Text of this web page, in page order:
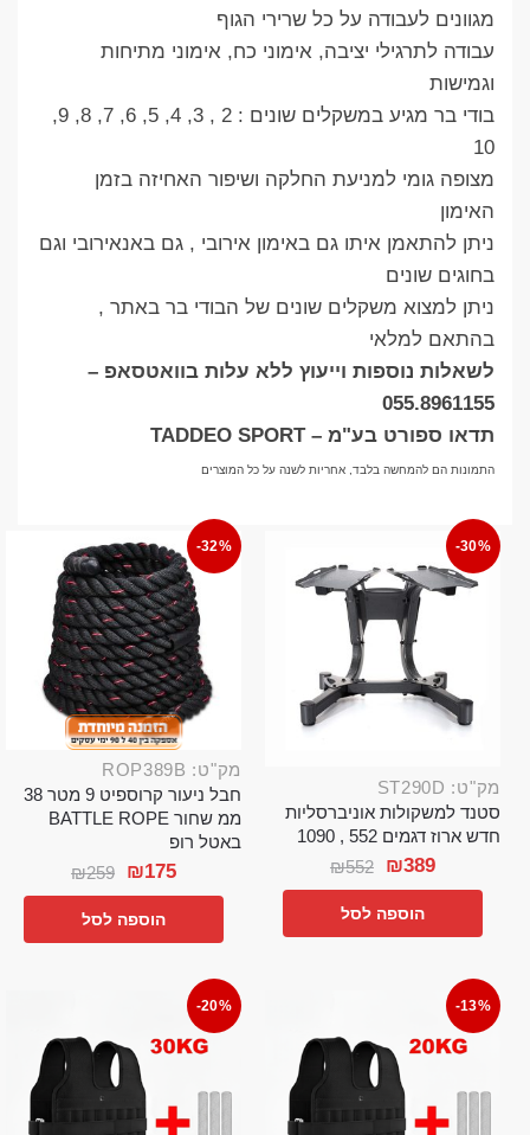
מגוונים לעבודה על כל שרירי הגוף
עבודה לתרגילי יציבה, אימוני כח, אימוני מתיחות
וגמישות
בודי בר מגיע במשקלים שונים : 2 , 3, 4, 5, 6, 7, 8, 9,
10
מצופה גומי למניעת החלקה ושיפור האחיזה בזמן
האימון
ניתן להתאמן איתו גם באימון אירובי , גם באנאירובי וגם
בחוגים שונים
ניתן למצוא משקלים שונים של הבודי בר באתר ,
בהתאם למלאי
לשאלות נוספות וייעוץ ללא עלות בוואטסאפ –
055.8961155
תדאו ספורט בע"מ – TADDEO SPORT
התמונות הם להמחשה בלבד, אחריות לשנה על כל המוצרים
-30%
מק"ט: ST290D
סטנד למשקולות אוניברסליות
חדש ארוז דגמים 552 , 1090
₪552 ₪389
הוספה לסל
-32%
מק"ט: ROP389B
חבל ניעור קרוספיט 9 מטר 38
ממ שחור BATTLE ROPE
באטל רופ
₪259 ₪175
הוספה לסל
-13%
-20%